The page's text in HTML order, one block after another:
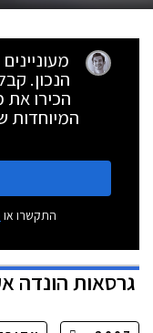
הנכון.
הכירו את
המיוחדות
התקשרו או
גרסאותהונדה